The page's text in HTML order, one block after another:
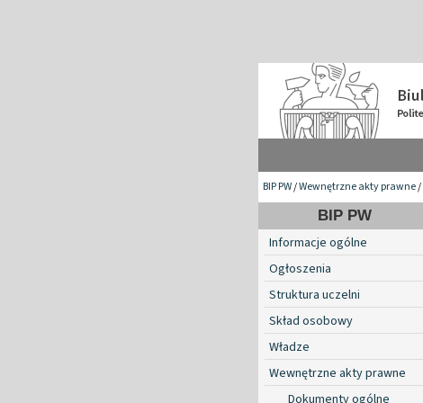
BIP PW/Wewnętrzne akty prawne/
BIP PW
Informacje ogólne
Ogłoszenia
Struktura uczelni
Skład osobowy
Władze
Wewnętrzne akty prawne
Dokumenty ogólne